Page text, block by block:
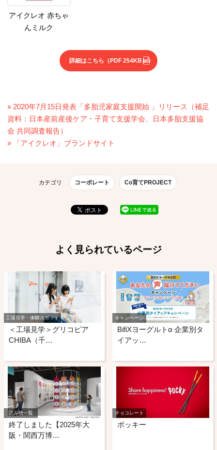
アイクレオ 赤ちゃ
んミルク
詳細はこちら （PDF 254KB）
» 2020年7月15日発表「多胎児家庭支援開始 」リリース（補足
資料：日本産前産後ケア・子育て支援学会、日本多胎支援協
会 共同調査報告）
» 「アイクレオ」ブランドサイト
カテゴリ コーポレート Co育てPROJECT
よく見られているページ
工場見学・体験スポット
＜工場見学＞グリコピア
CHIBA（千…
キャンペーン
BifiXヨーグルトα 企業別タ
イアッ…
読み物一覧
終了しました【2025年大
阪・関西万博…
チョコレート
ポッキー